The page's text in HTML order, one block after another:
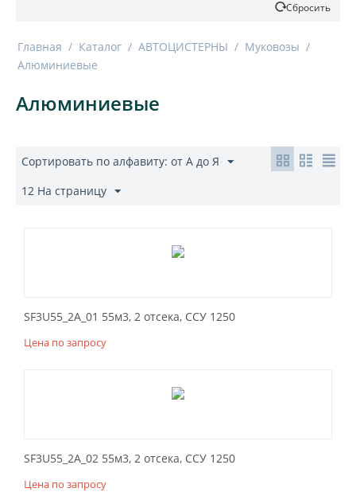
Сбросить
Главная / Каталог / АВТОЦИСТЕРНЫ / Муковозы /
Алюминиевые
Алюминиевые
Сортировать по алфавиту: от А до Я
12 На страницу
SF3U55_2A_01 55м3, 2 отсека, ССУ 1250
Цена по запросу
SF3U55_2A_02 55м3, 2 отсека, ССУ 1250
Цена по запросу